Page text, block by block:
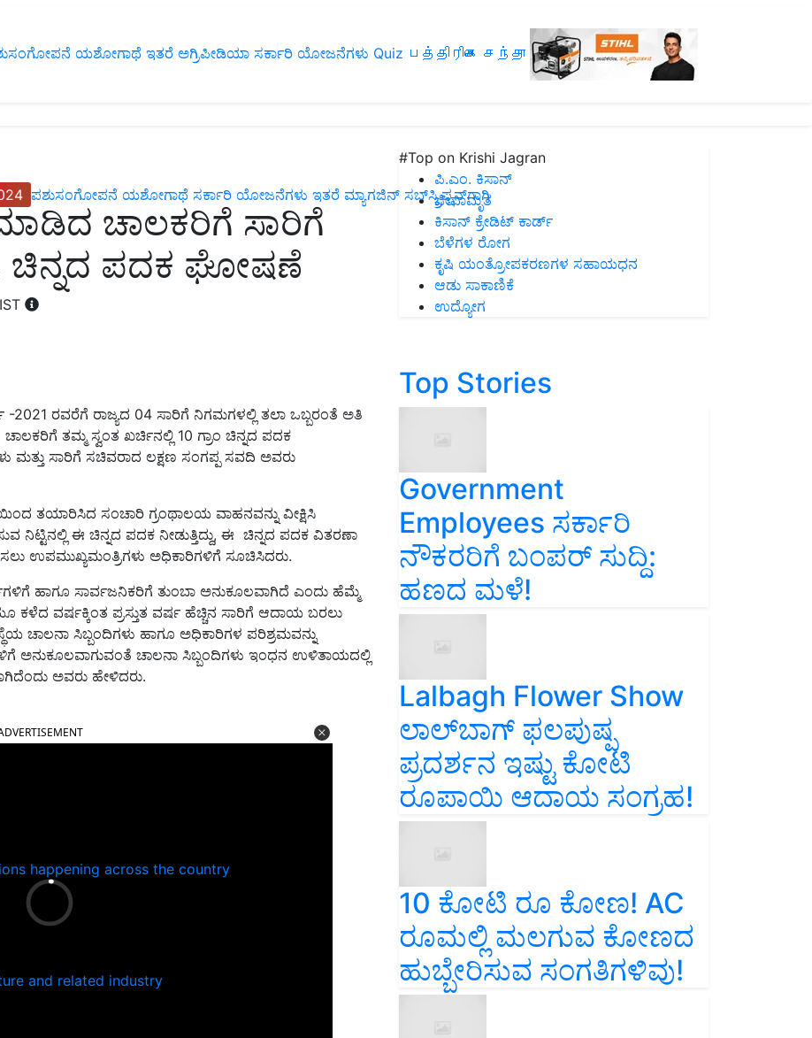
ಯಶೋಗಾಥೆ ಇತರೆ ಅಗ್ರಿಪೀಡಿಯಾ ಸರ್ಕಾರಿ ಯೋಜನೆಗಳು Quiz பத்திரிகை சந்தா
ಪಶುಸಂಗೋಪನೆ ಯಶೋಗಾಥೆ ಸರ್ಕಾರಿ ಯೋಜನೆಗಳು ಇತರೆ ಮ್ಯಾಗಜಿನ್‌ ಸಬ್‌ಸ್ಕ್ರಿಪ್ಷನ್‌ಗಾಗಿ
happening across the country
and related industry
ಚಾಲಕರಿಗೆ ಸಾರಿಗೆ
ಚಿನ್ನದ ಪದಕ ಘೋಷಣೆ
ರವರೆಗೆ ರಾಜ್ಯದ 04 ಸಾರಿಗೆ ನಿಗಮಗಳಲ್ಲಿ ತಲಾ ಒಬ್ಬರಂತೆ ಅತಿ
ತಮ್ಮ ಸ್ವಂತ ಖರ್ಚಿನಲ್ಲಿ 10 ಗ್ರಾಂ ಚಿನ್ನದ ಪದಕ
ಮತ್ತು ಸಾರಿಗೆ ಸಚಿವರಾದ ಲಕ್ಷಣ ಸಂಗಪ್ಪ ಸವದಿ ಅವರು
ತಯಾರಿಸಿದ ಸಂಚಾರಿ ಗ್ರಂಥಾಲಯ ವಾಹನವನ್ನು ವೀಕ್ಷಿಸಿ
ನಿಟ್ಟಿನಲ್ಲಿ ಈ ಚಿನ್ನದ ಪದಕ ನೀಡುತ್ತಿದ್ದು, ಈ ಚಿನ್ನದ ಪದಕ ವಿತರಣಾ
ಉಪಮುಖ್ಯಮಂತ್ರಿಗಳು ಅಧಿಕಾರಿಗಳಿಗೆ ಸೂಚಿಸಿದರು.
ಹಾಗೂ ಸಾರ್ವಜನಿಕರಿಗೆ ತುಂಬಾ ಅನುಕೂಲವಾಗಿದೆ ಎಂದು ಹೆಮ್ಮೆ
ಕಳೆದ ವರ್ಷಕ್ಕಿಂತ ಪ್ರಸ್ತುತ ವರ್ಷ ಹೆಚ್ಚಿನ ಸಾರಿಗೆ ಆದಾಯ ಬರಲು
ಚಾಲನಾ ಸಿಬ್ಬಂದಿಗಳು ಹಾಗೂ ಅಧಿಕಾರಿಗಳ ಪರಿಶ್ರಮವನ್ನು
ಅನುಕೂಲವಾಗುವಂತೆ ಚಾಲನಾ ಸಿಬ್ಬಂದಿಗಳು ಇಂಧನ ಉಳಿತಾಯದಲ್ಲಿ
ಅವರು ಹೇಳಿದರು.
#Top on Krishi Jagran
ಪಿ.ಎಂ. ಕಿಸಾನ್
ಜೀವಾಮೃತ
ಕಿಸಾನ್ ಕ್ರೇಡಿಟ್ ಕಾರ್ಡ್
ಬೆಳೆಗಳ ರೋಗ
ಕೃಷಿ ಯಂತ್ರೋಪಕರಣಗಳ ಸಹಾಯಧನ
ಆಡು ಸಾಕಾಣಿಕೆ
ಉದ್ಯೋಗ
Top Stories
Government
Employees ಸರ್ಕಾರಿ
ನೌಕರರಿಗೆ ಬಂಪರ್‌ ಸುದ್ದಿ:
ಹಣದ ಮಳೆ!
Lalbagh Flower Show
ಲಾಲ್‌ಬಾಗ್ ಫಲಪುಷ್ಪ
ಪ್ರದರ್ಶನ ಇಷ್ಟು ಕೋಟಿ
ರೂಪಾಯಿ ಆದಾಯ ಸಂಗ್ರಹ!
10 ಕೋಟಿ ರೂ ಕೋಣ! AC
ರೂಮಲ್ಲಿ ಮಲಗುವ ಕೋಣದ
ಹುಬ್ಬೇರಿಸುವ ಸಂಗತಿಗಳಿವು!